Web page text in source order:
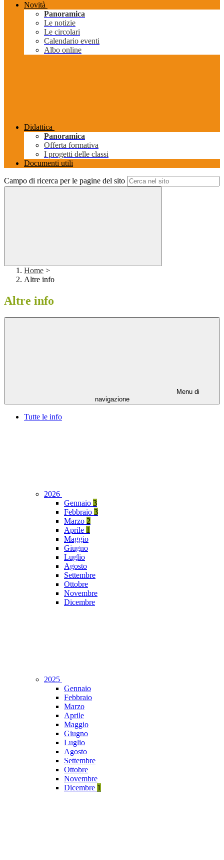
Novità
Panoramica
Le notizie
Le circolari
Calendario eventi
Albo online
Didattica
Panoramica
Offerta formativa
I progetti delle classi
Documenti utili
Campo di ricerca per le pagine del sito
Home >
Altre info
Altre info
Menu di
navigazione
Tutte le info
2026
Gennaio 3
Febbraio 3
Marzo 2
Aprile 1
Maggio
Giugno
Luglio
Agosto
Settembre
Ottobre
Novembre
Dicembre
2025
Gennaio
Febbraio
Marzo
Aprile
Maggio
Giugno
Luglio
Agosto
Settembre
Ottobre
Novembre
Dicembre 1